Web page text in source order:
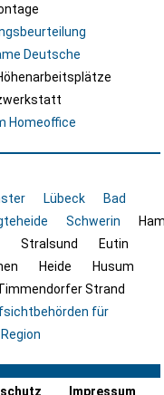
Deutsche
Homeoffice
Lübeck
Bad
Schwerin
Stralsund
Eutin
Heide
Husum
Strand
für
Impressum